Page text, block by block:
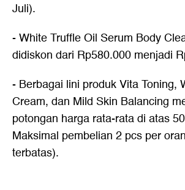
Juli).
- White Truffle Oil Serum Body
didiskon dari Rp580.000 menjadi
- Berbagai lini produk Vita Toning,
Cream, dan Mild Skin Balancing
potongan harga rata-rata di atas
Maksimal pembelian 2 pcs per
terbatas).